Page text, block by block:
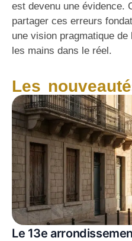
est devenu une évidence.
partager ces erreurs
une vision pragmatique de
les mains dans le réel.
Les
Le 13e